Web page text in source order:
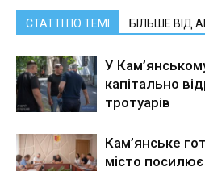
СТАТТІ ПО ТЕМІ БІЛЬШЕ ВІД
У
капітально
тротуарів
Кам’янське
місто